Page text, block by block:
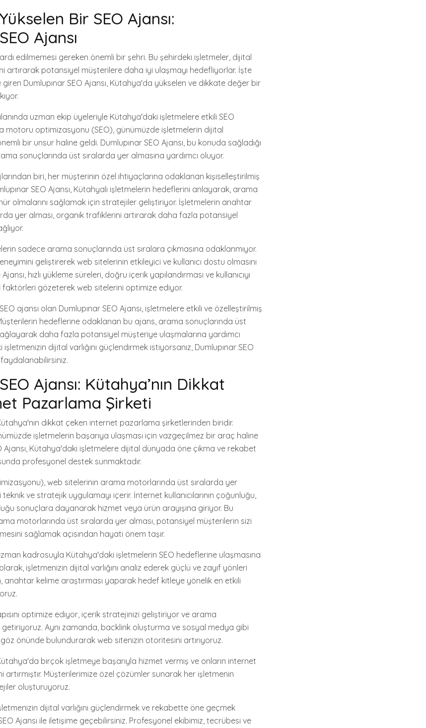
Bir SEO Ajansı:
Ajansı
edilmemesi gereken önemli bir şehri. Bu şehirdeki işletmeler, dijital
artırarak potansiyel müşterilere daha iyi ulaşmayı hedefliyorlar. İşte
Dumlupınar SEO Ajansı, Kütahya'da yükselen ve dikkate değer bir
uzman ekip üyeleriyle Kütahya'daki işletmelere etkili SEO
motoru optimizasyonu (SEO), günümüzde işletmelerin dijital
bir unsur haline geldi. Dumlupınar SEO Ajansı, bu konuda sağladığı
sonuçlarında üst sıralarda yer almasına yardımcı oluyor.
biri, her müşterinin özel ihtiyaçlarına odaklanan kişiselleştirilmiş
SEO Ajansı, Kütahyalı işletmelerin hedeflerini anlayarak, arama
olmalarını sağlamak için stratejiler geliştiriyor. İşletmelerin anahtar
yer alması, organik trafiklerini artırarak daha fazla potansiyel
sadece arama sonuçlarında üst sıralara çıkmasına odaklanmıyor.
geliştirerek web sitelerinin etkileyici ve kullanıcı dostu olmasını
hızlı yükleme süreleri, doğru içerik yapılandırması ve kullanıcıyı
gözeterek web sitelerini optimize ediyor.
ajansı olan Dumlupınar SEO Ajansı, işletmelere etkili ve özelleştirilmiş
hedeflerine odaklanan bu ajans, arama sonuçlarında üst
daha fazla potansiyel müşteriye ulaşmalarına yardımcı
dijital varlığını güçlendirmek istiyorsanız, Dumlupınar SEO
faydalanabilirsiniz.
Ajansı: Kütahya’nın Dikkat
Pazarlama Şirketi
dikkat çeken internet pazarlama şirketlerinden biridir.
işletmelerin başarıya ulaşması için vazgeçilmez bir araç haline
Ajansı, Kütahya'daki işletmelere dijital dünyada öne çıkma ve rekabet
profesyonel destek sunmaktadır.
web sitelerinin arama motorlarında üst sıralarda yer
ve stratejik uygulamayı içerir. İnternet kullanıcılarının çoğunluğu,
sonuçlara dayanarak hizmet veya ürün arayışına giriyor. Bu
motorlarında üst sıralarda yer alması, potansiyel müşterilerin sizi
sağlamak açısından hayati önem taşır.
kadrosuyla Kütahya'daki işletmelerin SEO hedeflerine ulaşmasına
işletmenizin dijital varlığını analiz ederek güçlü ve zayıf yönleri
anahtar kelime araştırması yaparak hedef kitleye yönelik en etkili
optimize ediyor, içerik stratejinizi geliştiriyor ve arama
Aynı zamanda, backlink oluşturma ve sosyal medya gibi
önünde bulundurarak web sitenizin otoritesini artırıyoruz.
birçok işletmeye başarıyla hizmet vermiş ve onların internet
artırmıştır. Müşterilerimize özel çözümler sunarak her işletmenin
oluşturuyoruz.
dijital varlığını güçlendirmek ve rekabette öne geçmek
Ajansı ile iletişime geçebilirsiniz. Profesyonel ekibimiz, tecrübesi ve